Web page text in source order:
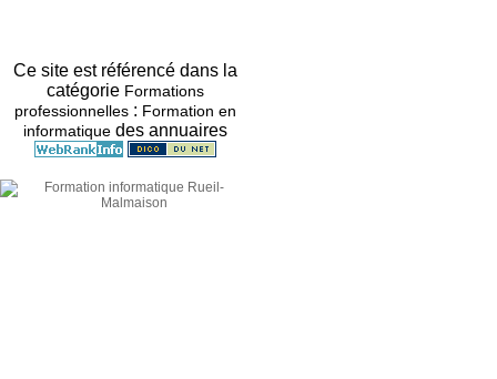
Ce site est référencé dans la
catégorie Formations
professionnelles: Formation en
informatique des annuaires